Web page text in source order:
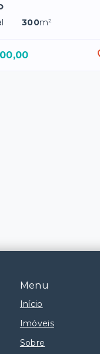
300m²
Menu
Início
Imóveis
Sobre